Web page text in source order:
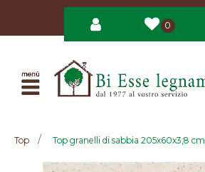
0
Open
Top Top granelli di sabbia 205x60x3,8 cm